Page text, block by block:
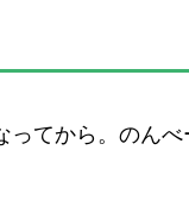
ってから。のん